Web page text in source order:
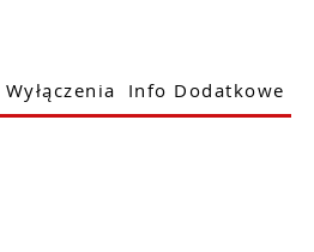
Wyłączenia Info Dodatkowe